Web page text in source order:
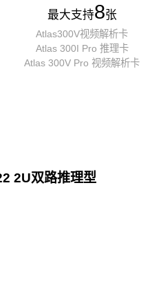
最大支持8张
Atlas300V视频解析卡
Atlas 300I Pro 推理卡
Atlas 300V Pro 视频解析卡
2U双路推理型